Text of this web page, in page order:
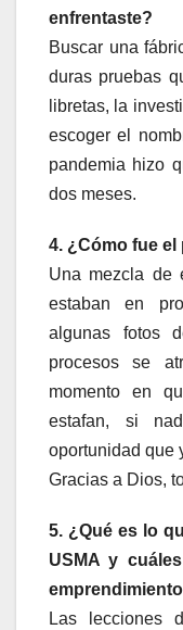
enfrentaste?
Buscar una
duras pruebas
libretas, la
escoger el
pandemia hizo
dos meses.
4. ¿Cómo fue
Una mezcla de
estaban en
algunas fotos
procesos se
momento en
estafan, si
oportunidad que
Gracias a Dios,
5. ¿Qué es lo
USMA y
Las lecciones